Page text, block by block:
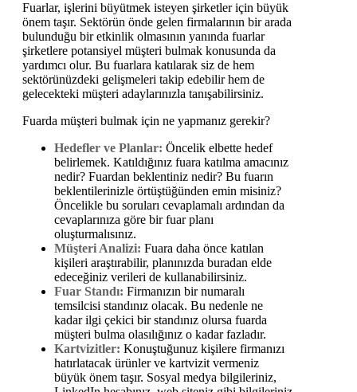
Fuarlar, işlerini büyütmek isteyen şirketler için büyük
önem taşır. Sektörün önde gelen firmalarının bir arada
bulunduğu bir etkinlik olmasının yanında fuarlar
şirketlere potansiyel müşteri bulmak konusunda da
yardımcı olur. Bu fuarlara katılarak siz de hem
sektörünüzdeki gelişmeleri takip edebilir hem de
gelecekteki müşteri adaylarınızla tanışabilirsiniz.
Fuarda müşteri bulmak için ne yapmanız gerekir?
Hedefler ve Planlar: Öncelik elbette hedef
belirlemek. Katıldığınız fuara katılma amacınız
nedir? Fuardan beklentiniz nedir? Bu fuarın
beklentilerinizle örtüştüğünden emin misiniz?
Öncelikle bu soruları cevaplamalı ardından da
cevaplarınıza göre bir fuar planı
oluşturmalısınız.
Müşteri Analizi: Fuara daha önce katılan
kişileri araştırabilir, planınızda buradan elde
edeceğiniz verileri de kullanabilirsiniz.
Fuar Standı: Firmanızın bir numaralı
temsilcisi standınız olacak. Bu nedenle ne
kadar ilgi çekici bir standınız olursa fuarda
müşteri bulma olasılığınız o kadar fazladır.
Kartvizitler: Konuştuğunuz kişilere firmanızı
hatırlatacak ürünler ve kartvizit vermeniz
büyük önem taşır. Sosyal medya bilgileriniz,